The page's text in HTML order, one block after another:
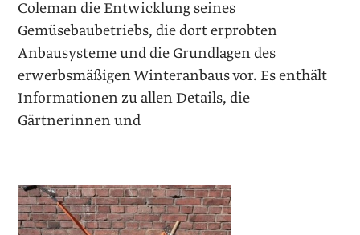
Coleman die Entwicklung seines
Gemüsebaubetriebs, die dort erprobten
Anbausysteme und die Grundlagen des
erwerbsmäßigen Winteranbaus vor. Es enthält
Informationen zu allen Details, die
Gärtnerinnen und